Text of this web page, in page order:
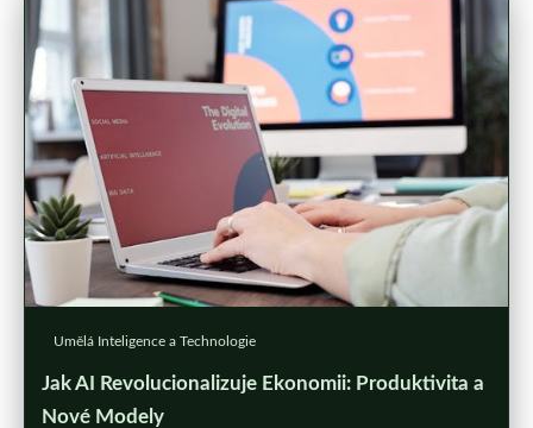
Umělá Inteligence a Technologie
Jak AI Revolucionalizuje Ekonomii: Produktivita a
Nové Modely